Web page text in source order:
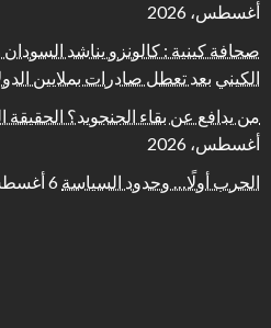
أغسطس، 2026
صحافة كينية : كالونزو يناشد
الكيني بعد تعطل صادرات بملايين
من يدافع عن بقاء الجنجويد؟ الحقيقة
أغسطس، 2026
الحرب أولًا… وحدود السياسة 6 أغسطس، 2026